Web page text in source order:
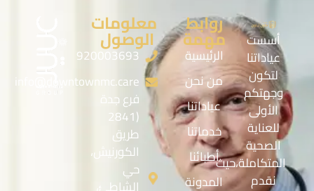
أسست
عياداتنا
لتكون
وجهتكم
الأولى
للعناية
الصحية
المتكاملة،حيث
نقدم
روابط
مهمة
الرئيسية
من نحن
عياداتنا
خدماتنا
أطبائنا
المدونة
معلومات
الوصول
920003693
info@downtownmc.care
فرع جدة
(2841
طريق
الكورنيش،
حي